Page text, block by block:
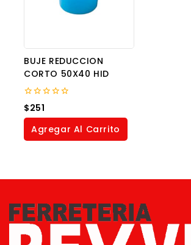
BUJE REDUCCION
CORTO 50X40 HID
0
out
of
$251
Agregar Al Carrito